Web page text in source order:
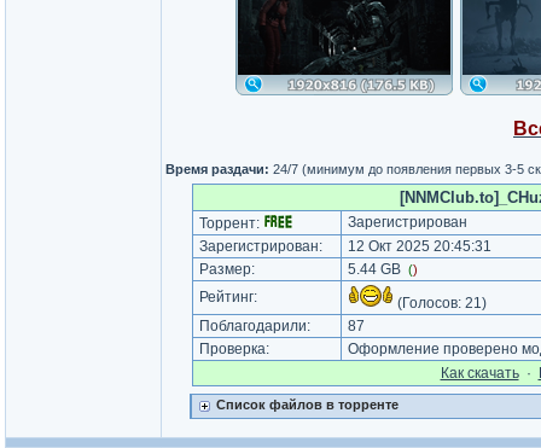
Время раздачи: 24/7 (минимум до появления первых 3-5
Торрент:
Зарегистрирован
Зарегистрирован:
12 Окт 2025 20:45:31
Размер:
5.44 GB ()
Рейтинг: (Голосов: 21)
Поблагодарили:
87
Проверка:
Оформление проверено
Как cкачать·
Список файлов в торренте